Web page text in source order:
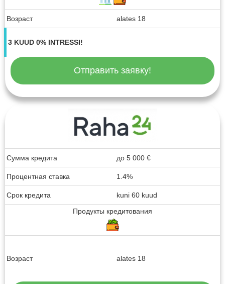
Возраст alates 18
3 KUUD 0% INTRESSI!
Отправить заявку!
Сумма кредита до 5 000 €
Процентная ставка 1.4%
Срок кредита
kuni 60 kuud
Продукты кредитования
Возраст alates 18